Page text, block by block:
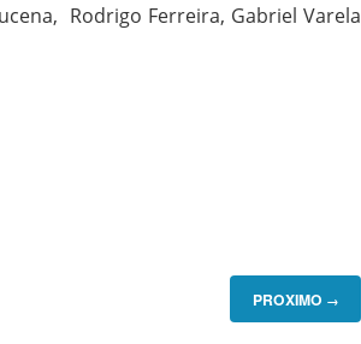
Rodrigo Ferreira, Gabriel Varela
PROXIMO →